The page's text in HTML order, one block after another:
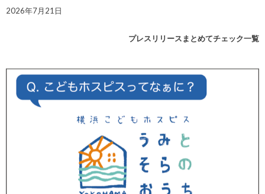
2026年7月21日
プレスリリースまとめてチェック一覧